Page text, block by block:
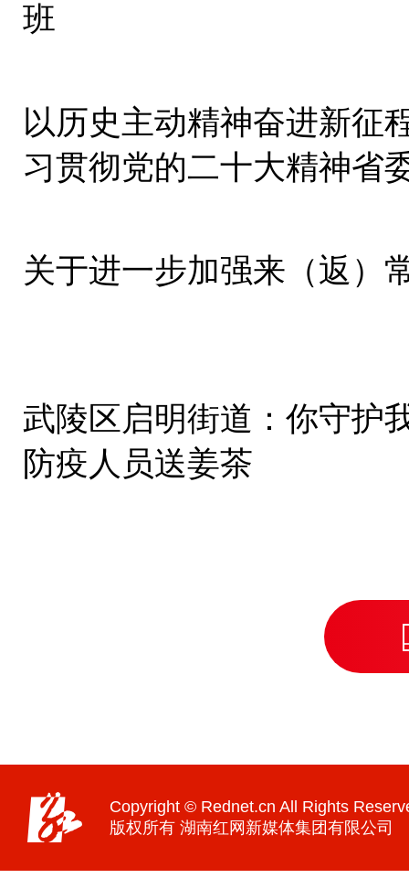
班
以历史主动精神奋进新征
习贯彻党的二十大精神省
关于进一步加强来（返）
武陵区启明街道：你守护
防疫人员送姜茶
Copyright © Rednet.cn All Rights
版权所有 湖南红网新媒体集团有限公司